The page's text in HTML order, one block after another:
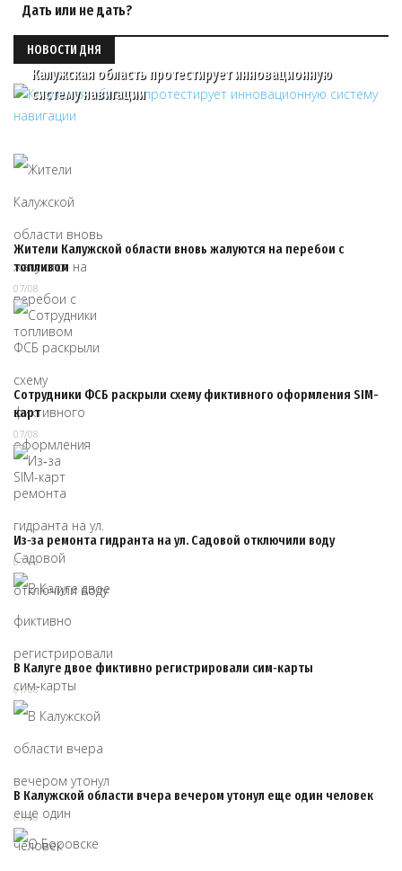
Дать или не дать?
НОВОСТИ ДНЯ
Калужская область протестирует инновационную
систему навигации
Жители Калужской области вновь жалуются на перебои с
топливом
07/08
Сотрудники ФСБ раскрыли схему фиктивного оформления SIM-
карт
07/08
Из‑за ремонта гидранта на ул. Садовой отключили воду
07/08
В Калуге двое фиктивно регистрировали сим‑карты
07/08
В Калужской области вчера вечером утонул еще один человек
07/08